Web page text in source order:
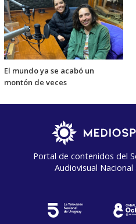
El mundo ya se acabó un
montón de veces
Portal de contenidos del
Audiovisual Nacional